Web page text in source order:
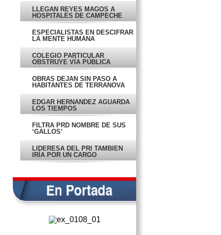
LLEGAN REYES MAGOS A
HOSPITALES DE CAMPECHE
ESPECIALISTAS EN DESCIFRAR
LA MENTE HUMANA
COLEGIO PARTICULAR
OBSTRUYE VÍA PÚBLICA
OBRAS DEJAN SIN PASO A
HABITANTES DE TERRANOVA
EDGAR HERNÁNDEZ AGUARDA
LOS TIEMPOS
FILTRA PRD NOMBRE DE SUS
‘GALLOS’
LIDERESA DEL PRI TAMBIÉN
IRÍA POR UN CARGO
DINORAH VA
SE REGISTRA PRIMERA PRIISTA
PARA ELECCIONES
DESTRUYE PGR PIROTECNIA
DECOMISADA